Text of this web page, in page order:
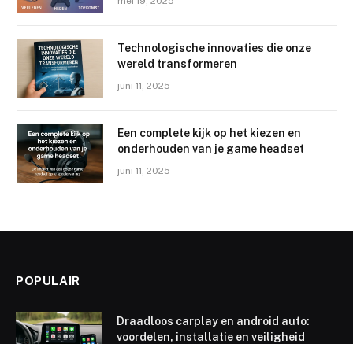
Technologische innovaties die onze
wereld transformeren
juni 11, 2025
Een complete kijk op het kiezen en
onderhouden van je game headset
juni 11, 2025
POPULAIR
Draadloos carplay en android auto:
voordelen, installatie en veiligheid